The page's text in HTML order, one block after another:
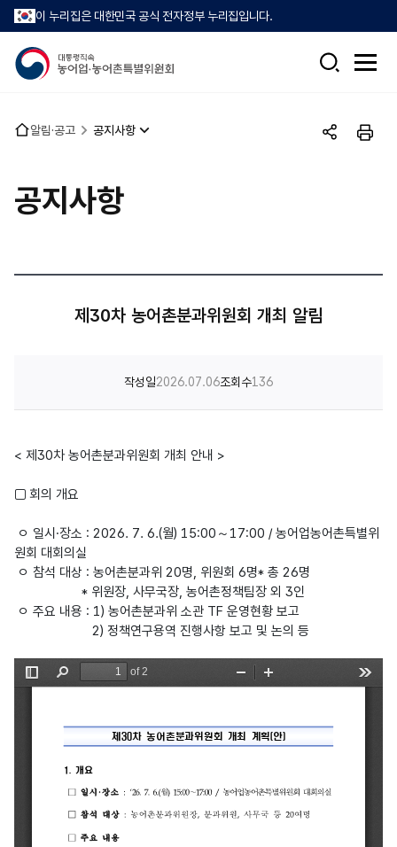
이 누리집은 대한민국 공식 전자정부 누리집입니다.
검
전
뉴
열
홈 알림·공고 공지사항
공
인
공지사항
제30차 농어촌분과위원회 개최 알림
작성일2026.07.06조회수136
< 제30차농어촌분과위원회 개최 안내 >
□ 회의 개요
ㅇ 일시·장소 : 2026. 7. 6.(월) 15:00～17:00 / 농어업농어촌특별위
원회 대회의실
ㅇ 참석 대상 : 농어촌분과위 20명, 위원회 6명* 총 26명
* 위원장, 사무국장, 농어촌정책팀장 외 3인
ㅇ 주요 내용 : 1) 농어촌분과위 소관 TF 운영현황 보고
2) 정책연구용역 진행사항 보고 및 논의 등